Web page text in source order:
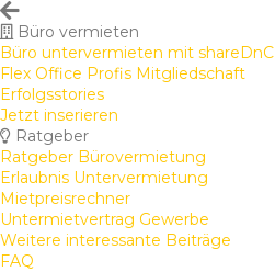
Büro vermieten
Büro untervermieten mit shareDnC
Flex Office Profis Mitgliedschaft
Erfolgsstories
Jetzt inserieren
Ratgeber
Ratgeber Bürovermietung
Erlaubnis Untervermietung
Mietpreisrechner
Untermietvertrag Gewerbe
Weitere interessante Beiträge
FAQ